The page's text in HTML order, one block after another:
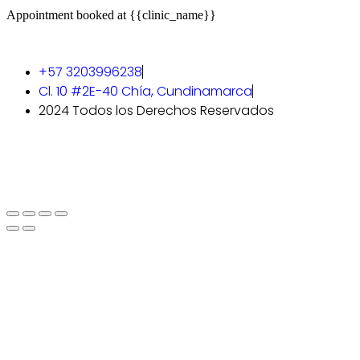
Appointment booked at {{clinic_name}}
+57 3203996238
Cl. 10 #2E-40 Chía, Cundinamarca
2024 Todos los Derechos Reservados